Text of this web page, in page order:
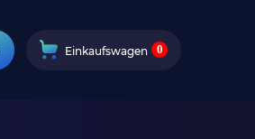
Einkaufswagen 0